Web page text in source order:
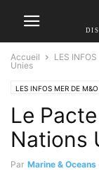
Accueil LES
Unies
LES INFOS MER DE M&O
Le
Nations
Par Marine & Oceans